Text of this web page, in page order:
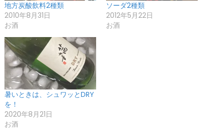
地方炭酸飲料2種類
2010年8月31日
お酒
ソーダ2種類
2012年5月22日
お酒
暑いときは、シュワッとDRY
を！
2020年8月21日
お酒